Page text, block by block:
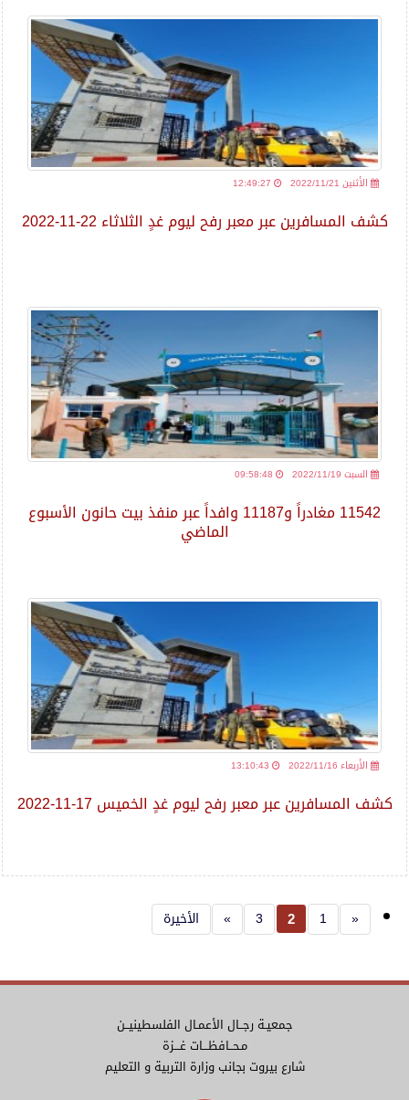
12:49:27
كشف المسافرين عبر معبر رفح ليوم غدٍ الثلاثاء 22-11-2022
09:58:48
11542 مغادراً و11187 وافداً عبر منفذ بيت حانون الأسبوع
الماضي
13:10:43
كشف المسافرين عبر معبر رفح ليوم غدٍ الخميس 17-11-2022
«
1
2
3
» الأخيرة
جمعيـة رجــال الأعمـال الفلسطينيــن
مـحــافظـــات غـــزة
شارع بيروت بجانب وزارة التربية و التعليم